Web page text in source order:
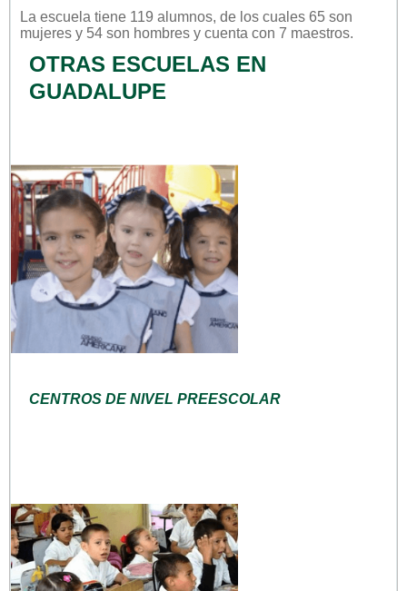
La escuela tiene 119 alumnos, de los cuales 65 son
mujeres y 54 son hombres y cuenta con 7 maestros.
OTRAS ESCUELAS EN
GUADALUPE
CENTROS DE NIVEL PREESCOLAR